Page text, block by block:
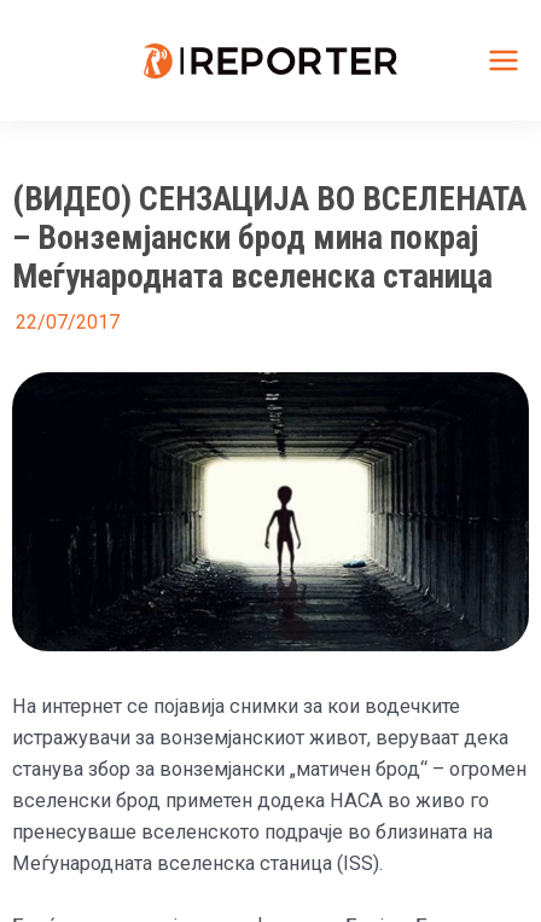
(ВИДЕО) СЕНЗАЦИЈА ВО ВСЕЛЕНАТА
– Вонземјански брод мина покрај
Меѓународната вселенска станица
22/07/2017
На интернет се појавија снимки за кои водечките
истражувачи за вонземјанскиот живот, веруваат дека
станува збор за вонземјански „матичен брод“ – огромен
вселенски брод приметен додека НАСА во живо го
пренесуваше вселенското подрачје во близината на
Меѓународната вселенска станица (ISS).